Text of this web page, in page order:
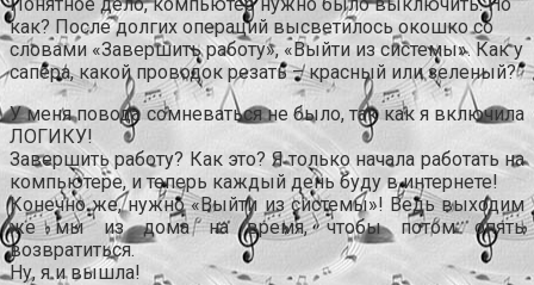
как? После долгих операций высветилось окошко со
словами «Завершить работу», «Выйти из системы». Как у
сапера, какой проводок резать – красный или зеленый?
У меня повода сомневаться не было, так как я включила
ЛОГИКУ!
Завершить работу? Как это? Я только начала работать на
компьютере, и теперь каждый день буду в интернете!
Конечно же, нужно «Выйти из системы»! Ведь выходим
же мы из дома на время, чтобы потом опять
возвратиться.
Ну, я и вышла!